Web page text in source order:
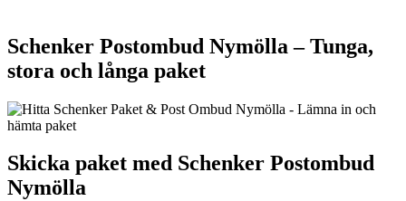
Schenker Postombud Nymölla – Tunga,
stora och långa paket
Skicka paket med Schenker Postombud
Nymölla